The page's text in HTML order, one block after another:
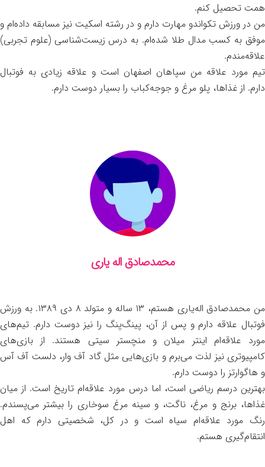
همت تحصیل کنم.
من در ورزش تکواندو مهارت دارم و در رشته اسکیت نیز مسابقه داده‌ام و
موفق به کسب مدال طلا شده‌ام. به درس زیست‌شناسی (علوم تجربی)
علاقه‌مندم.
تیم مورد علاقه من سپاهان اصفهان است و علاقه زیادی به فوتبال
دارم. از غذاها، پلو مرغ و جوجه‌کباب را بسیار دوست دارم.
محمدصادق اله یاری
من محمدصادق اله‌یاری هستم، ۱۳ ساله و متولد ۸ دی ۱۳۸۹. به ورزش
فوتبال علاقه دارم و پس از آن، پینگ‌پنگ را نیز دوست دارم. تیم‌های
مورد علاقه‌ام اینتر میلان و منچستر سیتی هستند. از بازی‌های
کامپیوتری نیز لذت می‌برم و بازی‌هایی مثل گاد آف وار، دلست آف آس
و هاگوارتز را دوست دارم.
بهترین درسم ریاضی است، اما درس مورد علاقه‌ام تاریخ است. از میان
غذاها، برنج و مرغ، ناگت، و سینه مرغ سوخاری را بیشتر می‌پسندم.
رنگ مورد علاقه‌ام سیاه است و در کل، شخصیتی دارم که اهل
انتقام‌گیری هستم.